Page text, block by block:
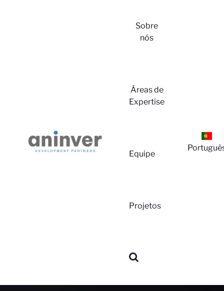
Sobre
nós
Áreas de
Expertise
Equipe
Projetos